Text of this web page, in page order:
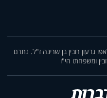
גדעון רובין בן שרינה ז"ל. נתרם
ומשפחתו הי"ו